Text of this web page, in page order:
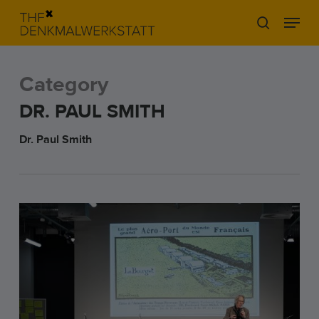
Skip
content
search
Menu
Category
DR. PAUL SMITH
Dr. Paul Smith